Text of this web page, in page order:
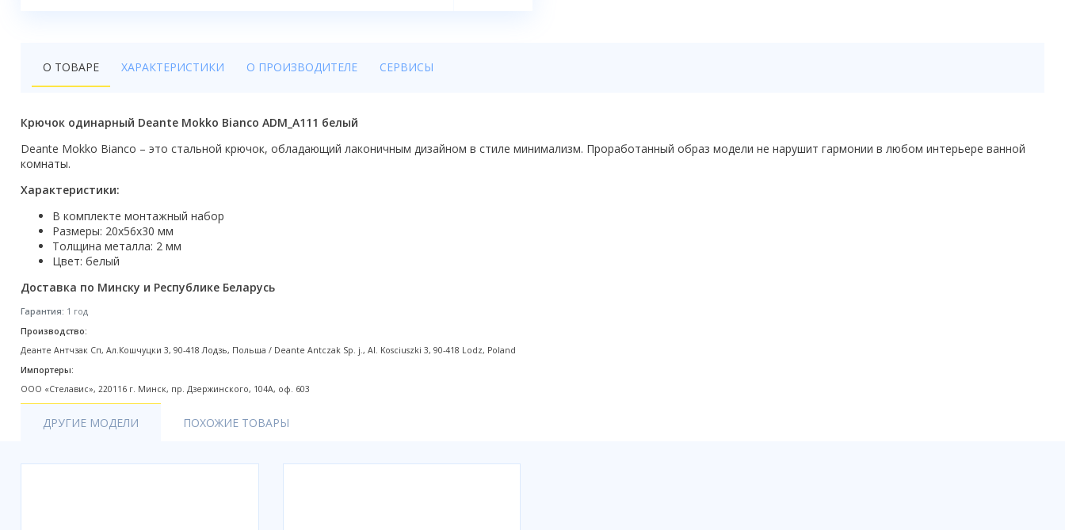
Кухонные мойки
Радиаторы отопления
Котлы отопления
Сифоны и донные клапаны
Дом и сад
Готовые кухни
О ТОВАРЕ ХАРАКТЕРИСТИКИ О ПРОИЗВОДИТЕЛЕ СЕРВИСЫ
Крючок одинарный Deante Mokko Bianco ADM_A111 белый
Deante Mokko Bianco – это стальной крючок, обладающий лаконичным дизайном в стиле минимализм. Проработанный образ модели не нарушит гармонии в любом интерьере ванной
комнаты.
Характеристики:
В комплекте монтажный набор
Размеры: 20x56x30 мм
Толщина металла: 2 мм
Цвет: белый
Доставка по Минску и Республике Беларусь
Гарантия: 1 год
Производство:
Деанте Антчзак Сп, Ал.Кошчуцки 3, 90-418 Лодзь, Польша / Deante Antczak Sp. j., Al. Kosciuszki 3, 90-418 Lodz, Poland
Импортеры:
ООО «Стелавис», 220116 г. Минск, пр. Дзержинского, 104А, оф. 603
ДРУГИЕ МОДЕЛИ ПОХОЖИЕ ТОВАРЫ